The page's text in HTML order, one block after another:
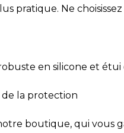
pratique. Ne
en silicone et étui
la protection
boutique, qui